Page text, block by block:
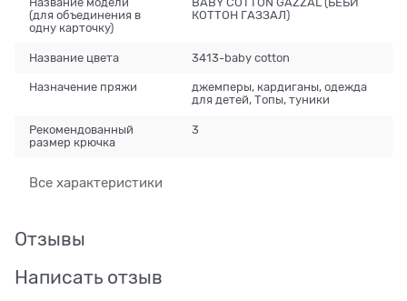
(для объединения в
одну карточку)
КОТТОН ГАЗЗАЛ)
Название цвета 3413-baby cotton
Назначение пряжи
джемперы, кардиганы, одежда
для детей, Топы, туники
Рекомендованный
размер крючка
3
Все характеристики
Отзывы
Написать отзыв